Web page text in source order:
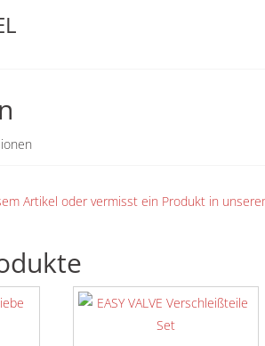
Artikel oder vermisst ein Produkt in